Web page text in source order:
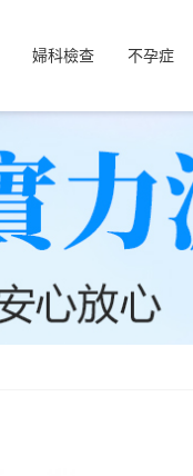
婦科檢查 不孕症